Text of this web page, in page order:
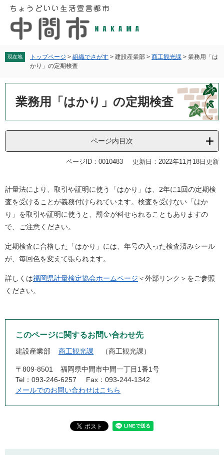
へ
現在地 トップページ > 組織でさがす > 建設産業部 > 商工観光課 > 業務用「は
かり」の定期検査
業務用「はかり」の定期検査
ページ内目次
ページID：0010483 更新日：2022年11月18日更新
計量法により、取引や証明に使う「はかり」は、2年に1回の定期検
査を受けることが義務付けられています。検査を受けない「はか
り」を取引や証明に使うと、罰金が科せられることもありますの
で、ご注意ください。
定期検査に合格した「はかり」には、年号の入った検査済みシール
が、毎回色を変えて張られます。
詳しくは福岡県計量検定協会ホームページ ＜外部リンク＞ をご参照
ください。
このページに関するお問い合わせ先
建設産業部 商工観光課 商工観光課
〒809-8501
福岡県中間市中間一丁目1番1号
Tel：093-246-6257
Fax：093-244-1342
メールでのお問い合わせはこちら